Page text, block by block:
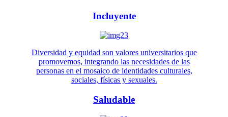
Incluyente
Diversidad y equidad son valores universitarios que
promovemos, integrando las necesidades de las
personas en el mosaico de identidades culturales,
sociales, físicas y sexuales.
Saludable